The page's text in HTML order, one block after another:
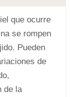
que ocurre
se rompen
Pueden
de
de la